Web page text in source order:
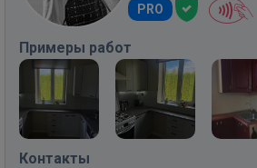
PRO
Примеры работ
Контакты